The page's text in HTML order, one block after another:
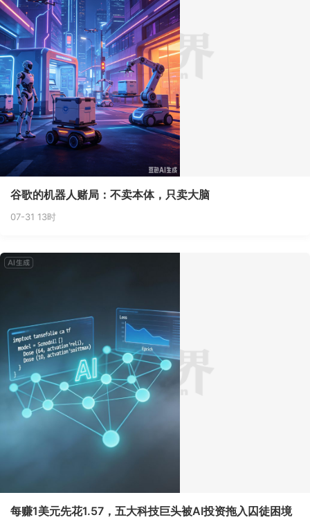
谷歌的机器人赌局：不卖本体，只卖大脑
07-31 13时
每赚1美元先花1.57，五大科技巨头被AI投资拖入囚徒困境